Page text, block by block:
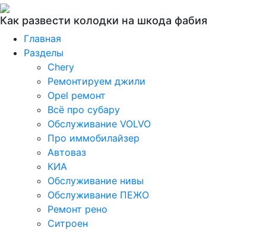
Как развести колодки на шкода фабия
Главная
Разделы
Chery
Ремонтируем джили
Opel ремонт
Всё про субару
Обслуживание VOLVO
Про иммобилайзер
Автоваз
КИА
Обслуживание нивы
Обслуживание ПЕЖО
Ремонт рено
Ситроен